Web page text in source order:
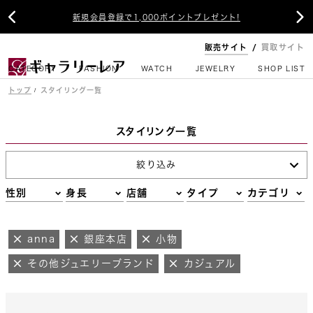
新規会員登録で1,000ポイントプレゼント!
 
販売サイト 買取サイト
CATEGORY FASHION WATCH JEWELRY SHOP LIST
トップ スタイリング一覧
スタイリング一覧
絞り込み
性別 身長 店舗 タイプ カテゴリ
anna 銀座本店 小物
その他ジュエリーブランド カジュアル